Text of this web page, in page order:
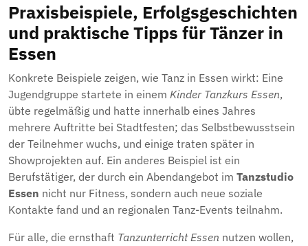
Praxisbeispiele, Erfolgsgeschichten
und praktische Tipps für Tänzer in
Essen
Konkrete Beispiele zeigen, wie Tanz in Essen wirkt: Eine
Jugendgruppe startete in einem Kinder Tanzkurs Essen,
übte regelmäßig und hatte innerhalb eines Jahres
mehrere Auftritte bei Stadtfesten; das Selbstbewusstsein
der Teilnehmer wuchs, und einige traten später in
Showprojekten auf. Ein anderes Beispiel ist ein
Berufstätiger, der durch ein Abendangebot im Tanzstudio
Essen nicht nur Fitness, sondern auch neue soziale
Kontakte fand und an regionalen Tanz-Events teilnahm.
Für alle, die ernsthaft Tanzunterricht Essen nutzen wollen,